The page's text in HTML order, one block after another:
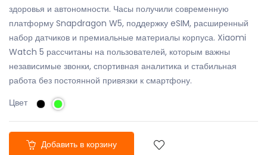
здоровья и автономности. Часы получили современную
платформу Snapdragon W5, поддержку eSIM, расширенный
набор датчиков и премиальные материалы корпуса. Xiaomi
Watch 5 рассчитаны на пользователей, которым важны
независимые звонки, спортивная аналитика и стабильная
работа без постоянной привязки к смартфону.
Цвет
Добавить в корзину